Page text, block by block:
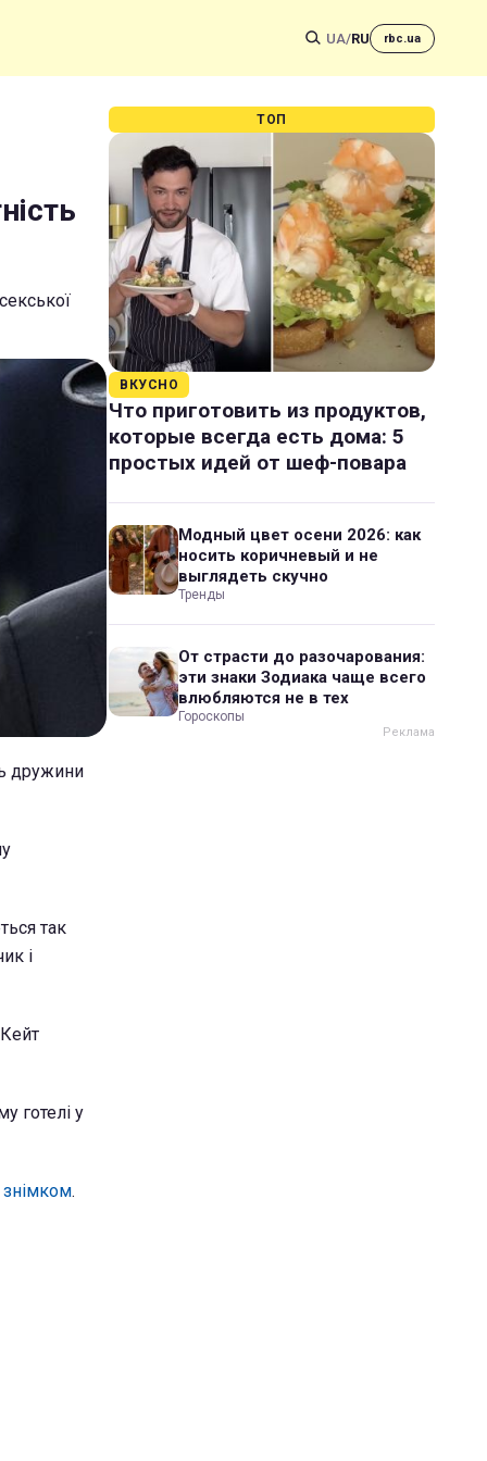
UA/RU rbc.ua
дружини
так
і
готелі у
.
ТОП
ВКУСНО
Что приготовить из продуктов,
которые всегда есть дома: 5
простых идей от шеф-повара
Модный цвет осени 2026: как
носить коричневый и не
выглядеть скучно
Тренды
От страсти до разочарования:
эти знаки Зодиака чаще всего
влюбляются не в тех
Гороскопы